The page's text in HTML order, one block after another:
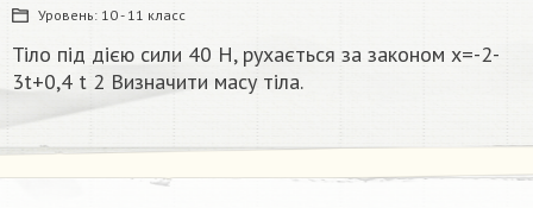
Уровень: 10 - 11 класс
Тіло під дією сили 40 Н, рухається за законом х=-2-
3t+0,4 t 2 Визначити масу тіла.​